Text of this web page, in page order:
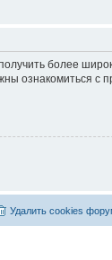
более
ознакомиться с
Удалить cookies